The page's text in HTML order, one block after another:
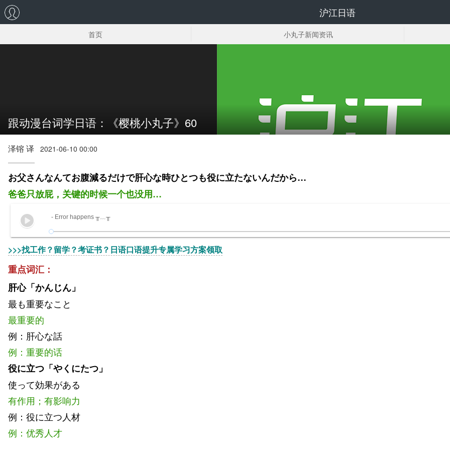
沪江日语
首页 小丸子新闻资讯
跟动漫台词学日语：《樱桃小丸子》60
泽镕 译 2021-06-10 00:00
お父さんなんてお腹減るだけで肝心な時ひとつも役に立たないんだから…
爸爸只放屁，关键的时候一个也没用…
- Error happens ╥﹏╥
>>>找工作？留学？考证书？日语口语提升专属学习方案领取
重点词汇：
肝心「かんじん」
最も重要なこと
最重要的
例：肝心な話
例：重要的话
役に立つ「やくにたつ」
使って効果がある
有作用；有影响力
例：役に立つ人材
例：优秀人才